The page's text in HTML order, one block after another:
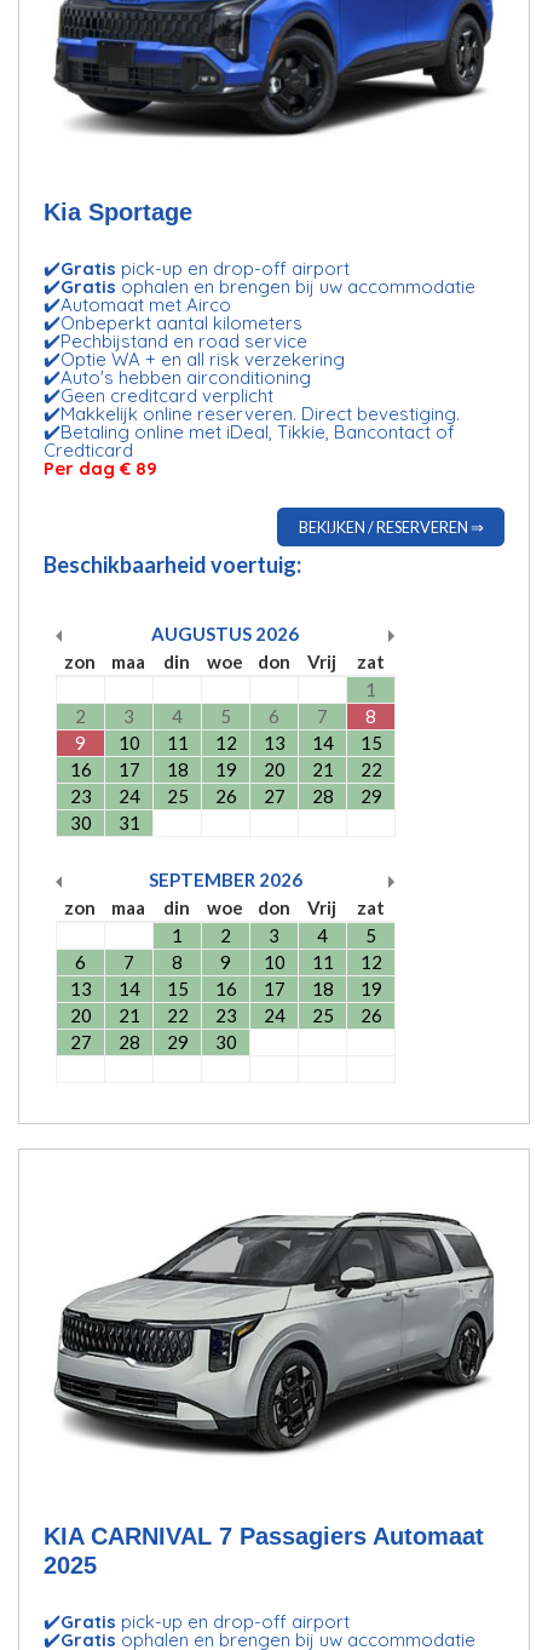
Kia Sportage
✔️Gratis pick-up en drop-off airport
✔️Gratis ophalen en brengen bij uw accommodatie
✔️Automaat met Airco
✔️Onbeperkt aantal kilometers
✔️Pechbijstand en road service
✔️Optie WA + en all risk verzekering
✔️Auto's hebben airconditioning
✔️Geen creditcard verplicht
✔️Makkelijk online reserveren. Direct bevestiging.
✔️Betaling online met iDeal, Tikkie, Bancontact of
Credticard
Per dag € 89
BEKIJKEN / RESERVEREN ⇒
Beschikbaarheid voertuig:
AUGUSTUS 2026
zon
maa din woe don Vrij
zat
1
2
3 4 5 6 7
8
9
10 11 12 13 14
15
16
17 18 19 20 21
22
23
24 25 26 27 28
29
30
31
SEPTEMBER 2026
zon
maa din woe don Vrij
zat
1
2 3 4
5
6
7 8 9 10 11
12
13
14 15 16 17 18
19
20
21 22 23 24 25
26
27
28 29 30
KIA CARNIVAL 7 Passagiers Automaat
2025
✔️Gratis pick-up en drop-off airport
✔️Gratis ophalen en brengen bij uw accommodatie